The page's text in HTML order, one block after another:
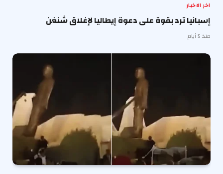
اخر الاخبار
إسبانيا ترد بقوة على دعوة إيطاليا لإغلاق شنغن
منذ 5 أيام